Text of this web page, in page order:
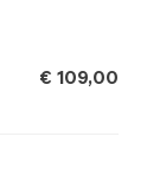
€ 109,00